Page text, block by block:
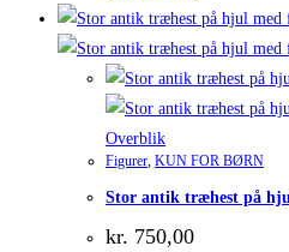
Overblik
Figurer, KUN FOR BØRN
Stor antik træhest på
kr. 750,00